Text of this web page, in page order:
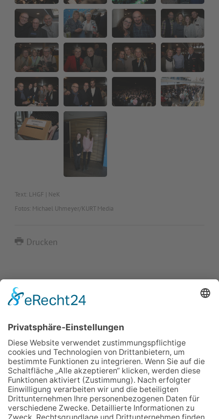
Text: LHGF | NeK
Fotos: Michael Uhmeyer/KURT Media
Drucken
IMPRESSUM
VERBRAUCHERSTREITBEILEGUNGSGESETZ
HINWEISGEBERSCHUTZGESETZ LINKS/PARTNER
KONTAKT VORLESE-FUNKTION: READSPEAKER
GOOD NEWS | ELTERNBRIEFE